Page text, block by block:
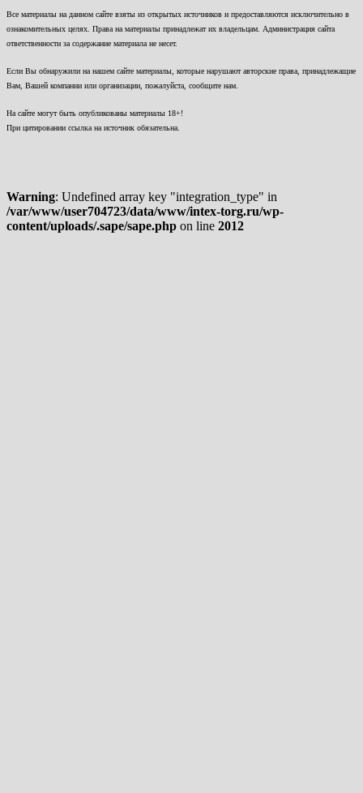
Все материалы на данном сайте взяты из открытых источников и предоставляются исключительно в
ознакомительных целях. Права на материалы принадлежат их владельцам. Администрация сайта
ответственности за содержание материала не несет.
Если Вы обнаружили на нашем сайте материалы, которые нарушают авторские права, принадлежащие
Вам, Вашей компании или организации, пожалуйста, сообщите нам.
На сайте могут быть опубликованы материалы 18+!
При цитировании ссылка на источник обязательна.
Warning: Undefined array key "integration_type" in
/var/www/user704723/data/www/intex-torg.ru/wp-
content/uploads/.sape/sape.php on line 2012